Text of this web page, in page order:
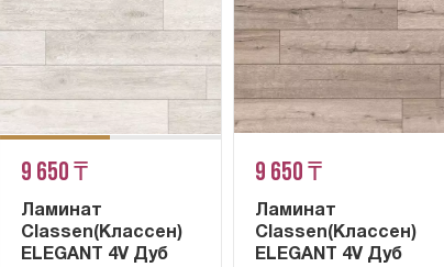
9 650 ₸
Ламинат
Classen(Классен)
ELEGANT 4V Дуб
9 650 ₸
Ламинат
Classen(Классен)
ELEGANT 4V Дуб